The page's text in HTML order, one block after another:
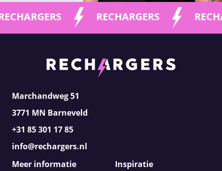
RECHARGERS
Marchandweg 51
3771 MN Barneveld
+31 85 301 17 85
info@rechargers.nl
Meer informatie
Inspiratie